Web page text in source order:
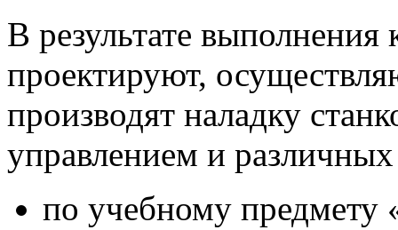
В результате выполнения
проектируют,
производят наладку
управлением и
по учебному предмету